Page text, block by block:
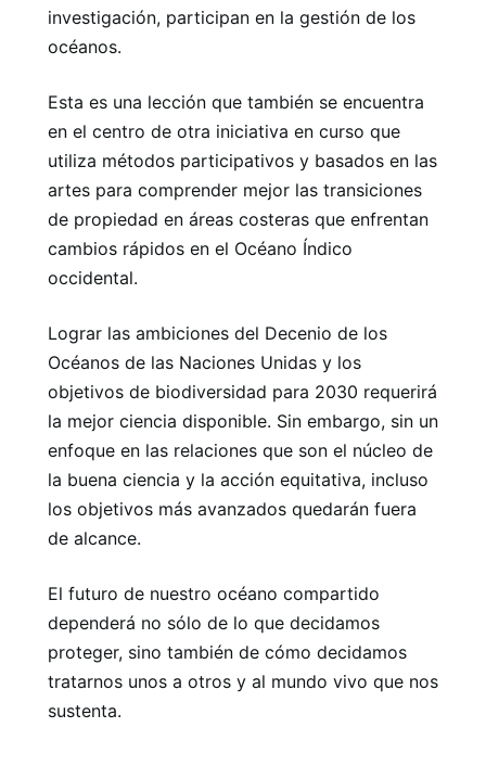
investigación, participan en la gestión de los
océanos.
Esta es una lección que también se encuentra
en el centro de otra iniciativa en curso que
utiliza métodos participativos y basados ​​en las
artes para comprender mejor las transiciones
de propiedad en áreas costeras que enfrentan
cambios rápidos en el Océano Índico
occidental.
Lograr las ambiciones del Decenio de los
Océanos de las Naciones Unidas y los
objetivos de biodiversidad para 2030 requerirá
la mejor ciencia disponible. Sin embargo, sin un
enfoque en las relaciones que son el núcleo de
la buena ciencia y la acción equitativa, incluso
los objetivos más avanzados quedarán fuera
de alcance.
El futuro de nuestro océano compartido
dependerá no sólo de lo que decidamos
proteger, sino también de cómo decidamos
tratarnos unos a otros y al mundo vivo que nos
sustenta.